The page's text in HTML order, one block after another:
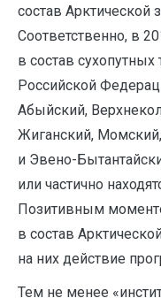
состав
Соответственно, в
в состав
Российской
Абыйский,
Жиганский,
и Эвено-
или частично
Позитивным
в состав
на них действие
Тем не менее